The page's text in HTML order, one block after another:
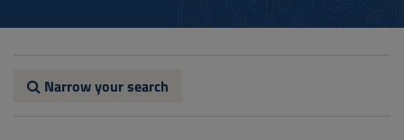
Go
Narrow your search